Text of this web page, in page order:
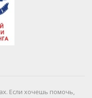
Если хочешь помочь,